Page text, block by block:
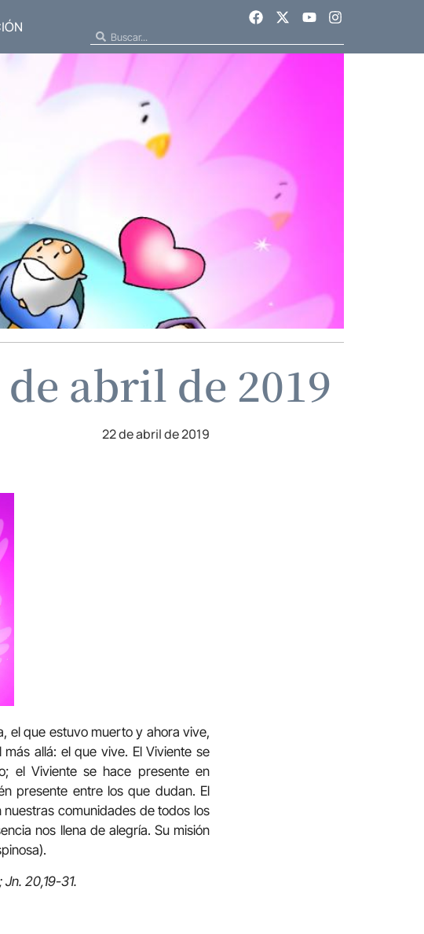
abril de 2019
22 de abril de 2019
el que estuvo muerto y ahora vive,
allá: el que vive. El Viviente se
el Viviente se hace presente en
presente entre los que dudan. El
comunidades de todos los
nos llena de alegría. Su misión
Jn. 20,19-31.